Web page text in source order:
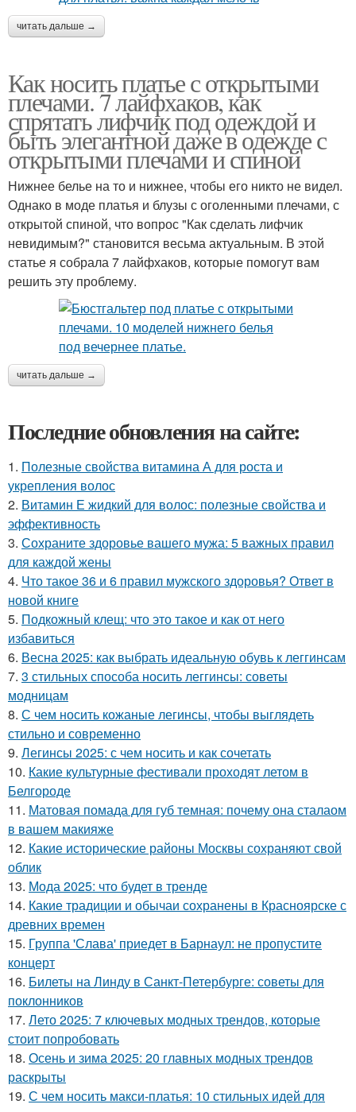
читать дальше →
Как носить платье с открытыми
плечами. 7 лайфхаков, как
спрятать лифчик под одеждой и
быть элегантной даже в одежде с
открытыми плечами и спиной
Нижнее белье на то и нижнее, чтобы его никто не видел.
Однако в моде платья и блузы с оголенными плечами, с
открытой спиной, что вопрос "Как сделать лифчик
невидимым?" становится весьма актуальным. В этой
статье я собрала 7 лайфхаков, которые помогут вам
решить эту проблему.
читать дальше →
Последние обновления на сайте:
1. Полезные свойства витамина А для роста и
укрепления волос
2. Витамин Е жидкий для волос: полезные свойства и
эффективность
3. Сохраните здоровье вашего мужа: 5 важных правил
для каждой жены
4. Что такое 36 и 6 правил мужского здоровья? Ответ в
новой книге
5. Подкожный клещ: что это такое и как от него
избавиться
6. Весна 2025: как выбрать идеальную обувь к леггинсам
7. 3 стильных способа носить леггинсы: советы
модницам
8. С чем носить кожаные легинсы, чтобы выглядеть
стильно и современно
9. Легинсы 2025: с чем носить и как сочетать
10. Какие культурные фестивали проходят летом в
Белгороде
11. Матовая помада для губ темная: почему она сталаом
в вашем макияже
12. Какие исторические районы Москвы сохраняют свой
облик
13. Мода 2025: что будет в тренде
14. Какие традиции и обычаи сохранены в Красноярске с
древних времен
15. Группа 'Слава' приедет в Барнаул: не пропустите
концерт
16. Билеты на Линду в Санкт-Петербурге: советы для
поклонников
17. Лето 2025: 7 ключевых модных трендов, которые
стоит попробовать
18. Осень и зима 2025: 20 главных модных трендов
раскрыты
19. С чем носить макси-платья: 10 стильных идей для